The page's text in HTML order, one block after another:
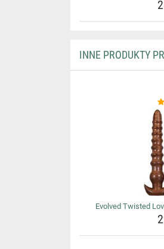
INNE PRODUKTY
Evolved Twisted